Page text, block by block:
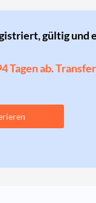
gültig und
Tagen ab.